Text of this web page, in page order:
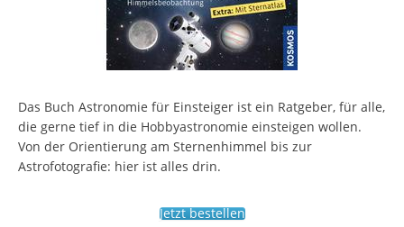
Das Buch Astronomie für Einsteiger ist ein Ratgeber, für alle,
die gerne tief in die Hobbyastronomie einsteigen wollen.
Von der Orientierung am Sternenhimmel bis zur
Astrofotografie: hier ist alles drin.
Jetzt bestellen